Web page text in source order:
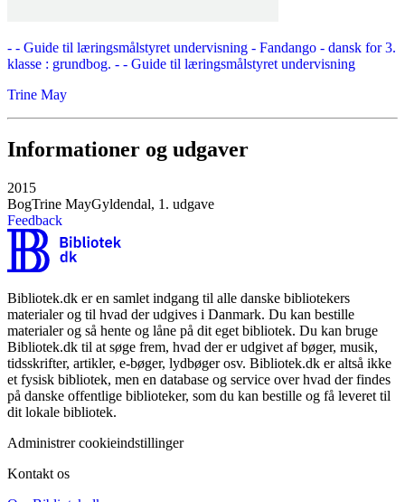
- - Guide til læringsmålstyret undervisning - Fandango - dansk for 3.
klasse : grundbog. - - Guide til læringsmålstyret undervisning
Trine May
Informationer og udgaver
2015
BogTrine MayGyldendal, 1. udgave
Feedback
Bibliotek.dk er en samlet indgang til alle danske bibliotekers
materialer og til hvad der udgives i Danmark. Du kan bestille
materialer og så hente og låne på dit eget bibliotek. Du kan bruge
Bibliotek.dk til at søge frem, hvad der er udgivet af bøger, musik,
tidsskrifter, artikler, e-bøger, lydbøger osv. Bibliotek.dk er altså ikke
et fysisk bibliotek, men en database og service over hvad der findes
på danske offentlige biblioteker, som du kan bestille og få leveret til
dit lokale bibliotek.
Administrer cookieindstillinger
Kontakt os